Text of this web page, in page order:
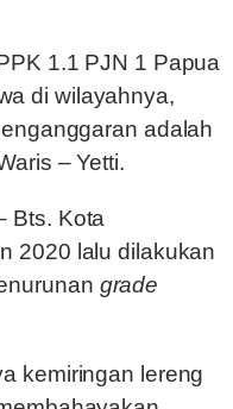
1.1 PJN 1 Papua
di wilayahnya,
adalah
– Yetti.
Bts. Kota
2020 lalu dilakukan
grade
kemiringan lereng